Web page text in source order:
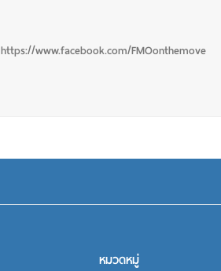
https://www.facebook.com/FMOonthemove
หมวดหมู่